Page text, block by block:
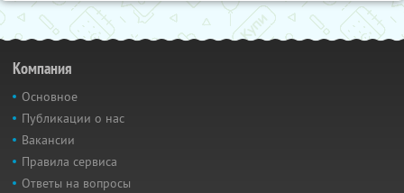
Компания
Основное
Публикации о нас
Вакансии
Правила сервиса
Ответы на вопросы